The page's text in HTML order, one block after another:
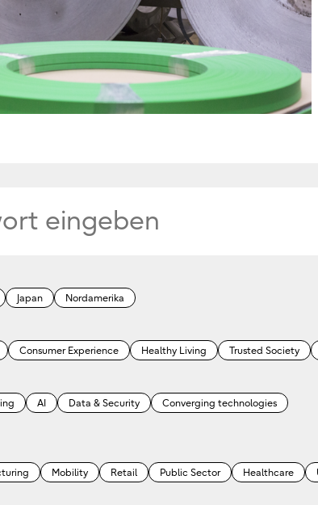
Japan Nordamerika
Consumer Experience Healthy Living Trusted Society
AI Data & Security Converging technologies
Mobility Retail Public Sector Healthcare